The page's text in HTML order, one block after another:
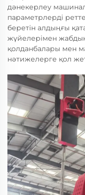
дәнекерлеу
параметрлерді
беретін алдыңғы
жүйелерімен
қолданбалары мен
нәтижелерге қол